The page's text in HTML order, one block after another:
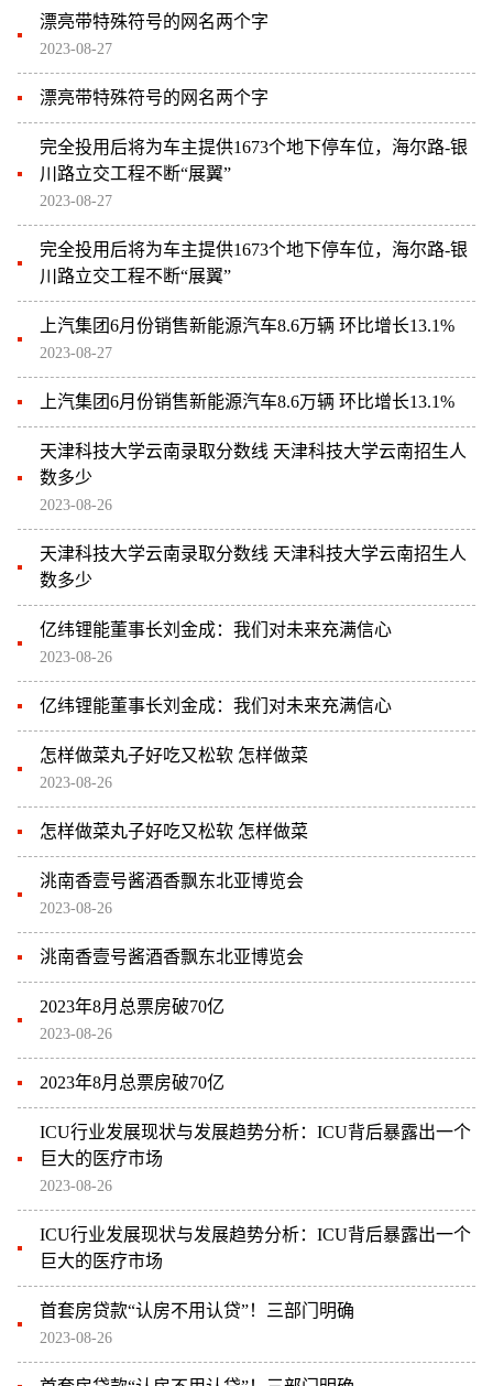
漂亮带特殊符号的网名两个字
2023-08-27
漂亮带特殊符号的网名两个字
完全投用后将为车主提供1673个地下停车位，海尔路-银
川路立交工程不断“展翼”
2023-08-27
完全投用后将为车主提供1673个地下停车位，海尔路-银
川路立交工程不断“展翼”
上汽集团6月份销售新能源汽车8.6万辆 环比增长13.1%
2023-08-27
上汽集团6月份销售新能源汽车8.6万辆 环比增长13.1%
天津科技大学云南录取分数线 天津科技大学云南招生人
数多少
2023-08-26
天津科技大学云南录取分数线 天津科技大学云南招生人
数多少
亿纬锂能董事长刘金成：我们对未来充满信心
2023-08-26
亿纬锂能董事长刘金成：我们对未来充满信心
怎样做菜丸子好吃又松软 怎样做菜
2023-08-26
怎样做菜丸子好吃又松软 怎样做菜
洮南香壹号酱酒香飘东北亚博览会
2023-08-26
洮南香壹号酱酒香飘东北亚博览会
2023年8月总票房破70亿
2023-08-26
2023年8月总票房破70亿
ICU行业发展现状与发展趋势分析：ICU背后暴露出一个
巨大的医疗市场
2023-08-26
ICU行业发展现状与发展趋势分析：ICU背后暴露出一个
巨大的医疗市场
首套房贷款“认房不用认贷”！三部门明确
2023-08-26